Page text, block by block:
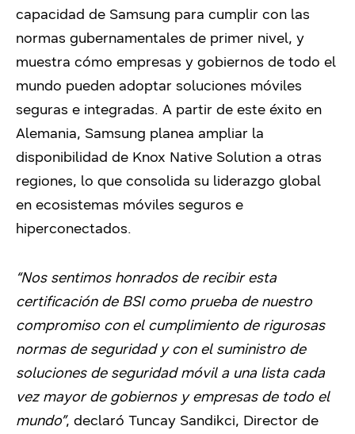
capacidad de Samsung para cumplir con las
normas gubernamentales de primer nivel, y
muestra cómo empresas y gobiernos de todo el
mundo pueden adoptar soluciones móviles
seguras e integradas. A partir de este éxito en
Alemania, Samsung planea ampliar la
disponibilidad de Knox Native Solution a otras
regiones, lo que consolida su liderazgo global
en ecosistemas móviles seguros e
hiperconectados.
“Nos sentimos honrados de recibir esta
certificación de BSI como prueba de nuestro
compromiso con el cumplimiento de rigurosas
normas de seguridad y con el suministro de
soluciones de seguridad móvil a una lista cada
vez mayor de gobiernos y empresas de todo el
mundo”, declaró Tuncay Sandikci, Director de